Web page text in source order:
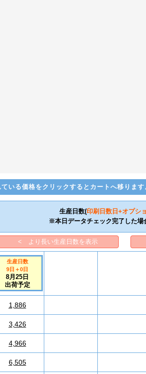
いる価格をクリックするとカートへ移ります
生産日数(印刷日数 日+オプシ
※本日データチェック完了した場
< より長い生産日数を表示
生産日数
9日 ＋0日
8月25日
出荷予定
1,886
3,426
4,966
6,505